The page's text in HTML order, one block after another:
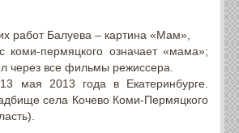
работ Балуева – картина «Мам»,
коми-пермяцкого означает «мама»;
через все фильмы режиссера.
мая 2013 года в Екатеринбурге.
села Кочево Коми-Пермяцкого